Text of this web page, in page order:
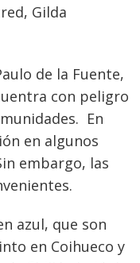
Gilda
de la Fuente,
con peligro
En
en algunos
embargo, las
azul, que son
en Coihueco y